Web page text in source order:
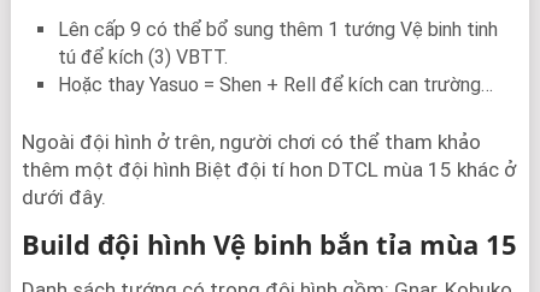
Lên cấp 9 có thể bổ sung thêm 1 tướng Vệ binh tinh
tú để kích (3) VBTT.
Hoặc thay Yasuo = Shen + Rell để kích can trường…
Ngoài đội hình ở trên, người chơi có thể tham khảo
thêm một đội hình Biệt đội tí hon DTCL mùa 15 khác ở
dưới đây.
Build đội hình Vệ binh bắn tỉa mùa 15